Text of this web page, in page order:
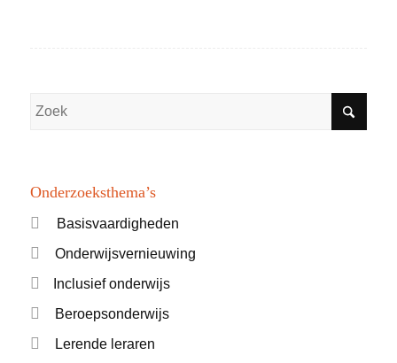
Onderzoeksthema’s
Basisvaardigheden
Onderwijsvernieuwing
Inclusief onderwijs
Beroepsonderwijs
Lerende leraren